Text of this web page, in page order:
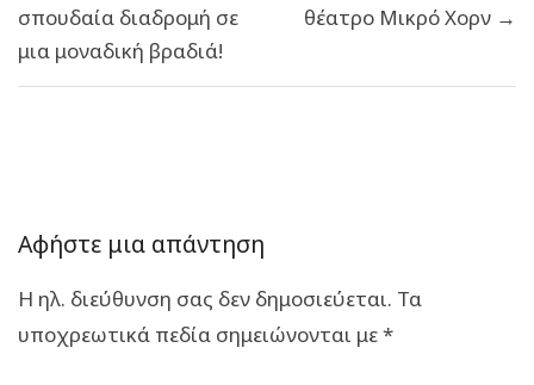
σπουδαία διαδρομή σε
μια μοναδική βραδιά!
θέατρο Μικρό Χορν →
Αφήστε μια απάντηση
Η ηλ. διεύθυνση σας δεν δημοσιεύεται. Τα
υποχρεωτικά πεδία σημειώνονται με*